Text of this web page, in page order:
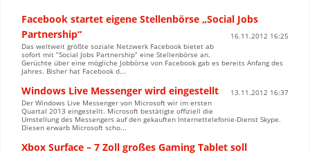
Facebook startet eigene Stellenbörse „Social Jobs
Partnership“
16.11.2012 16:25
Das weltweit größte soziale Netzwerk Facebook bietet ab
sofort mit ”Social Jobs Partnership” eine Stellenbörse an.
Gerüchte über eine mögliche Jobbörse von Facebook gab es bereits Anfang des
Jahres. Bisher hat Facebook d...
Windows Live Messenger wird eingestellt
13.11.2012 16:37
Der Windows Live Messenger von Microsoft wir im ersten
Quartal 2013 eingestellt. Microsoft bestätigte offiziell die
Umstellung des Messengers auf den gekauften Internettelefonie-Dienst Skype.
Diesen erwarb Microsoft scho...
Xbox Surface – 7 Zoll großes Gaming Tablet soll